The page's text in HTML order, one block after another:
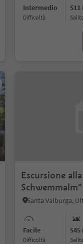
Intermedio
Difficoltà
511
Salita
Escursione
Schwemmalm"
Santa Valburga,
Facile
Difficoltà
545
Salita